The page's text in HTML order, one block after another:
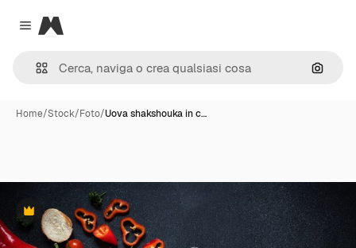
Close menu
Magnific
Cerca
Home/Stock/Foto/Uova shakshouka in c…
Premium